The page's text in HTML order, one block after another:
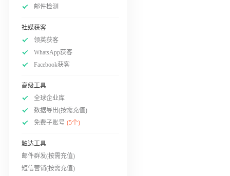
邮件检测
社媒获客
领英获客
WhatsApp获客
Facebook获客
高级工具
全球企业库
数据导出(按需充值)
免费子账号 (5个)
触达工具
邮件群发(按需充值)
短信营销(按需充值)